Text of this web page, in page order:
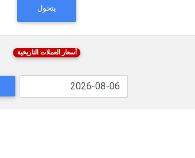
يتحول
أسعار العملات التاريخية